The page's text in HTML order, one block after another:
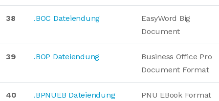
38 .BOC Dateiendung
EasyWord Big
Document
39 .BOP Dateiendung
Business Office Pro
Document Format
40 .BPNUEB Dateiendung PNU EBook Format